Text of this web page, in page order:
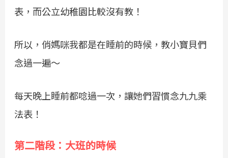
表，而公立幼稚園比較沒有教！
所以，俏媽咪我都是在睡前的時候，教小寶貝們
念過一遍～
每天晚上睡前都唸過一次，讓她們習慣念九九乘
法表！
第二階段：大班的時候